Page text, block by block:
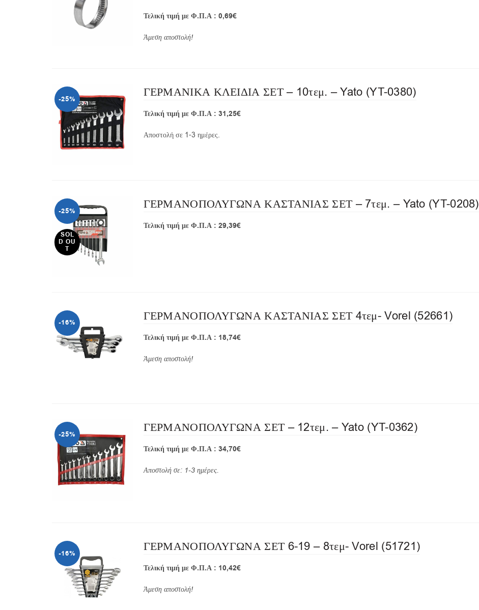
Τελική τιμή με Φ.Π.Α : 0,69€
Άμεση αποστολή!
-25% ΓΕΡΜΑΝΙΚΑ ΚΛΕΙΔΙΑ ΣΕΤ – 10τεμ. – Yato (YT-0380)
Τελική τιμή με Φ.Π.Α : 31,25€
Αποστολή σε 1-3 ημέρες.
-25%
SOL
D OU
T
ΓΕΡΜΑΝΟΠΟΛΥΓΩΝΑ ΚΑΣΤΑΝΙΑΣ ΣΕΤ – 7τεμ. – Yato (YT-0208)
Τελική τιμή με Φ.Π.Α : 29,39€
-16% ΓΕΡΜΑΝΟΠΟΛΥΓΩΝΑ ΚΑΣΤΑΝΙΑΣ ΣΕΤ 4τεμ- Vorel (52661)
Τελική τιμή με Φ.Π.Α : 18,74€
Άμεση αποστολή!
-25% ΓΕΡΜΑΝΟΠΟΛΥΓΩΝΑ ΣΕΤ – 12τεμ. – Yato (YT-0362)
Τελική τιμή με Φ.Π.Α : 34,70€
Αποστολή σε: 1-3 ημέρες.
-16% ΓΕΡΜΑΝΟΠΟΛΥΓΩΝΑ ΣΕΤ 6-19 – 8τεμ- Vorel (51721)
Τελική τιμή με Φ.Π.Α : 10,42€
Άμεση αποστολή!